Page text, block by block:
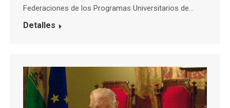
Federaciones de los Programas Universitarios de…
Detalles